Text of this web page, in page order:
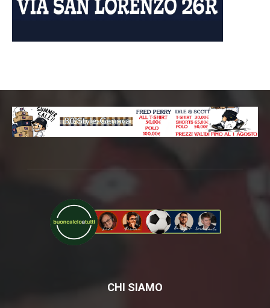
CHI SIAMO